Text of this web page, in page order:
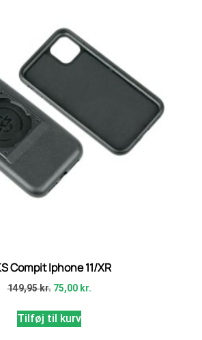
Compit Iphone 11/XR
149,95kr. 75,00 kr.
Tilføj til kurv